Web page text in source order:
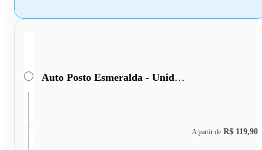
Auto Posto Esmeralda - Unidade II
A partir de R$ 119,90